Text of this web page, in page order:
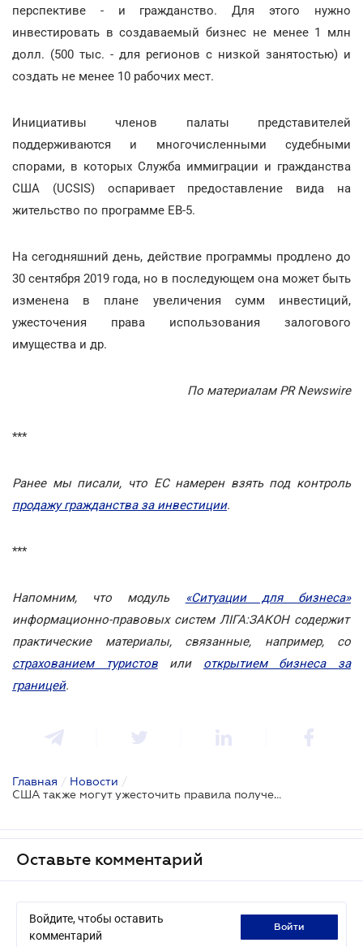
перспективе - и гражданство. Для этого нужно
инвестировать в создаваемый бизнес не менее 1 млн
долл. (500 тыс. - для регионов с низкой занятостью) и
создать не менее 10 рабочих мест.
Инициативы членов палаты представителей
поддерживаются и многочисленными судебными
спорами, в которых Служба иммиграции и гражданства
США (UCSIS) оспаривает предоставление вида на
жительство по программе ЕВ-5.
На сегодняшний день, действие программы продлено до
30 сентября 2019 года, но в последующем она может быть
изменена в плане увеличения сумм инвестиций,
ужесточения права использования залогового
имущества и др.
По материалам PR Newswire
***
Ранее мы писали, что ЕС намерен взять под контроль
продажу гражданства за инвестиции.
***
Напомним, что модуль
«Ситуации для бизнеса»
информационно-правовых систем ЛІГА:ЗАКОН содержит
практические материалы, связанные, например, со
страхованием туристовили открытием бизнеса за
границей.
Главная / Новости /
США также могут ужесточить правила получения «золотых» виз
Оставьте комментарий
Войдите, чтобы оставить
комментарий
войти